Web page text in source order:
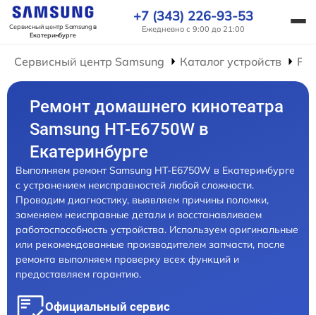
Сервисный центр Samsungв
Екатеринбурге
+7 (343) 226-93-53
Ежедневно с 9:00 до 21:00
Сервисный центр Samsung Каталог устройств
Ремонт домашнего кинотеатра
Samsung HT-E6750W в
Екатеринбурге
Выполняем ремонт Samsung HT-E6750W в Екатеринбурге
с устранением неисправностей любой сложности.
Проводим диагностику, выявляем причины поломки,
заменяем неисправные детали и восстанавливаем
работоспособность устройства. Используем оригинальные
или рекомендованные производителем запчасти, после
ремонта выполняем проверку всех функций и
предоставляем гарантию.
Официальный сервис